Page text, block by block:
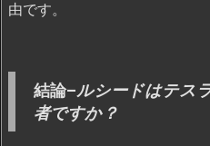
由です。
結論–ルシードはテス
者ですか？